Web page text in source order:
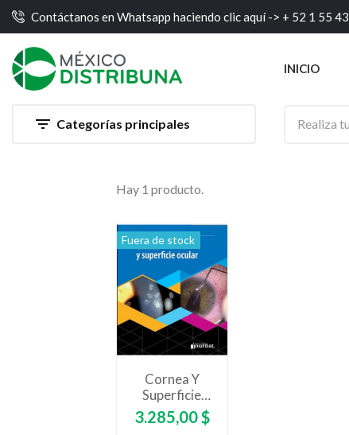
Contáctanos en Whatsapp haciendo clic aquí -> + 52 1 55
INICIO
 Categorías principales
Hay 1 producto.
Fuera de stock
Cornea Y
Superficie
Ocular
Precio
3.285,00 $